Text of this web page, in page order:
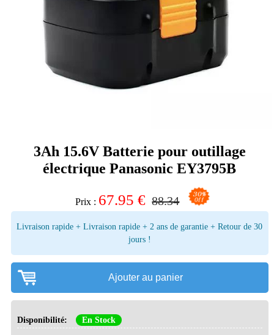
3Ah 15.6V Batterie pour outillage
électrique Panasonic EY3795B
Prix : 67.95€ 88.34
Livraison rapide + Livraison rapide + 2 ans de garantie + Retour de 30
jours !
Ajouter au panier
Disponibilité: En Stock